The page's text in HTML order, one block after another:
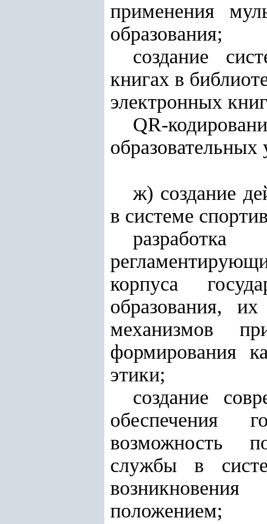
применения
образования;
создание
книгах в
электронных
QR-
ж) создание
в системе
корпуса
образования,
механизмов
формирования
этики;
создание
обеспечения
возможность
службы в
положением;